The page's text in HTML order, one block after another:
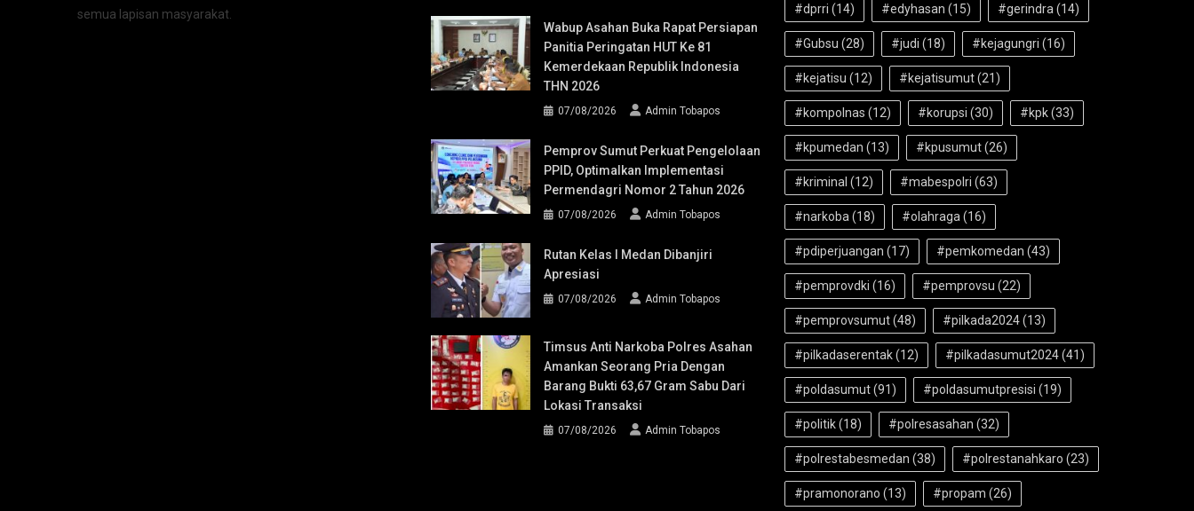
semua lapisan masyarakat.
Wabup Asahan Buka Rapat Persiapan
Panitia Peringatan HUT Ke 81
Kemerdekaan Republik Indonesia
THN 2026
07/08/2026 Admin Tobapos
Pemprov Sumut Perkuat Pengelolaan
PPID, Optimalkan Implementasi
Permendagri Nomor 2 Tahun 2026
07/08/2026 Admin Tobapos
Rutan Kelas I Medan Dibanjiri
Apresiasi
07/08/2026 Admin Tobapos
Timsus Anti Narkoba Polres Asahan
Amankan Seorang Pria Dengan
Barang Bukti 63,67 Gram Sabu Dari
Lokasi Transaksi
07/08/2026 Admin Tobapos
#dprri (14) #edyhasan (15) #gerindra (14)
#Gubsu (28) #judi (18) #kejagungri (16)
#kejatisu (12) #kejatisumut(21)
#kompolnas (12) #korupsi (30) #kpk(33)
#kpumedan (13) #kpusumut(26)
#kriminal (12) #mabespolri (63)
#narkoba (18) #olahraga (16)
#pdiperjuangan (17) #pemkomedan (43)
#pemprovdki (16) #pemprovsu (22)
#pemprovsumut(48) #pilkada2024(13)
#pilkadaserentak(12) #pilkadasumut2024(41)
#poldasumut(91) #poldasumutpresisi (19)
#politik(18) #polresasahan (32)
#polrestabesmedan (38) #polrestanahkaro (23)
#pramonorano (13) #propam (26)